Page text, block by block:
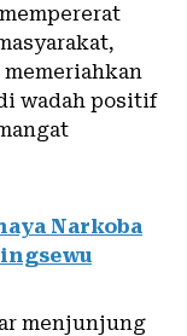
memeriahkan
wadah positif
Narkoba
menjunjung